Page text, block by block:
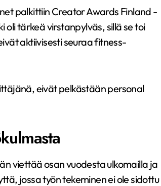
palkittiin Creator Awards Finland -
oli tärkeä virstanpylväs, sillä se toi
aktiivisesti seuraa fitness-
eivät pelkästään personal
viettää osan vuodesta ulkomailla ja
jossa työn tekeminen ei ole sidottu